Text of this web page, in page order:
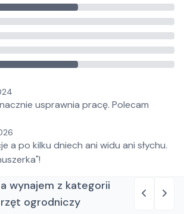
usprawnia pracę. Polecam
a po kilku dniech ani widu ani słychu.
wynajem z kategorii
ogrodniczy